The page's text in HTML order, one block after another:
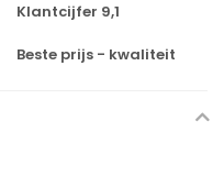
Klantcijfer 9,1
Beste prijs - kwaliteit